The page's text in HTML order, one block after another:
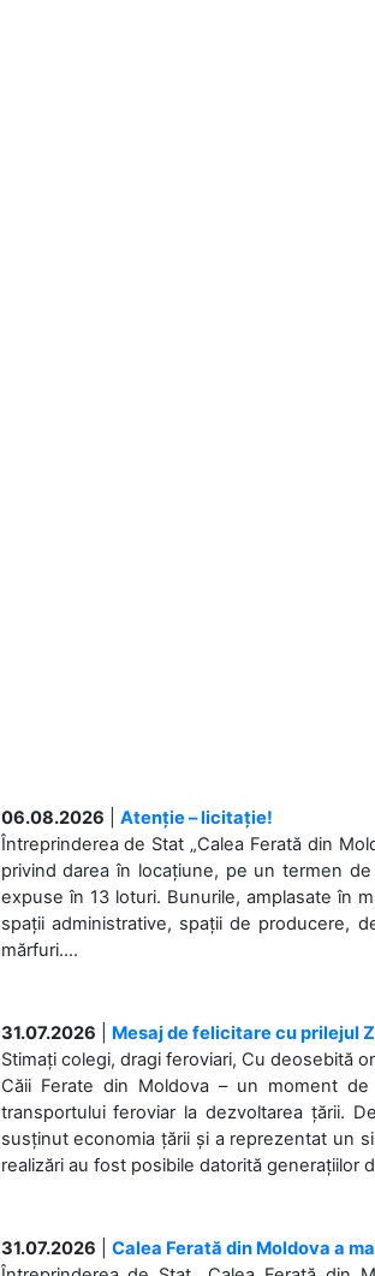
06.08.2026
Atenție – licitație!
Întreprinderea de Stat „Calea Ferată din
privind darea în locațiune, pe un termen
expuse în 13 loturi. Bunurile, amplasate în
spații administrative, spații de producere,
mărfuri....
31.07.2026
Mesaj de felicitare cu prilejul
Stimați colegi, dragi feroviari, Cu deosebită
Căii Ferate din Moldova – un moment
transportului feroviar la dezvoltarea țării.
susținut economia țării și a reprezentat un
realizări au fost posibile datorită generațiilor
31.07.2026
Calea Ferată din Moldova a